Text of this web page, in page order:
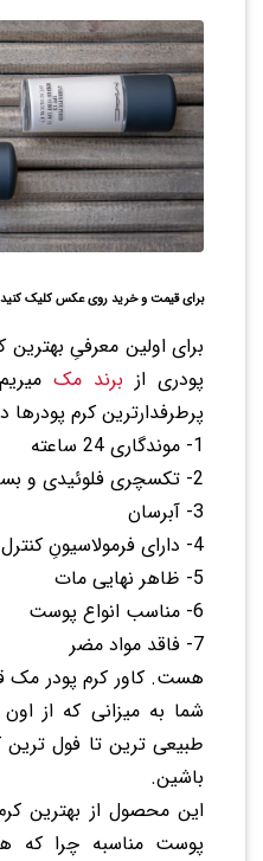
برای قیمت و خرید روی عکس کلیک
برای اولین معرفیِ بهترین
پودری از برند مک
پرطرفدارترین کرم
1- موندگاری 24 ساعته
2- تکسچری فلوئیدی و بسیار سبک
3- آبرسان
4- دارای فرمولاسیونِ کنترل ترشح چربی
5- ظاهر نهایی مات
6- مناسب انواع پوست
7- فاقد مواد مضر
هست. کاور کرم پودر مک
شما به میزانی که از اون
طبیعی ترین تا فول ترین
باشین.
این محصول از بهترین
پوست مناسبه چرا که